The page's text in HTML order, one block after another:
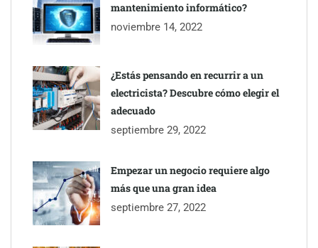
Eagle Waterproofing recomienda revisar la
impermeabilización de las viviendas antes de las vacaciones
mantenimiento informático?
noviembre 14, 2022
¿Estás pensando en recurrir a un
electricista? Descubre cómo elegir el
adecuado
septiembre 29, 2022
Empezar un negocio requiere algo
más que una gran idea
septiembre 27, 2022